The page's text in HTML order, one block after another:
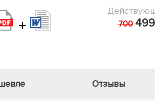
+ 700
Отзывы